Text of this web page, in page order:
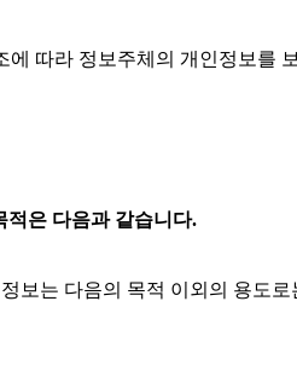
에 따라 정보주체의 개인정보를
적은 다음과 같습니다.
는 다음의 목적 이외의 용도